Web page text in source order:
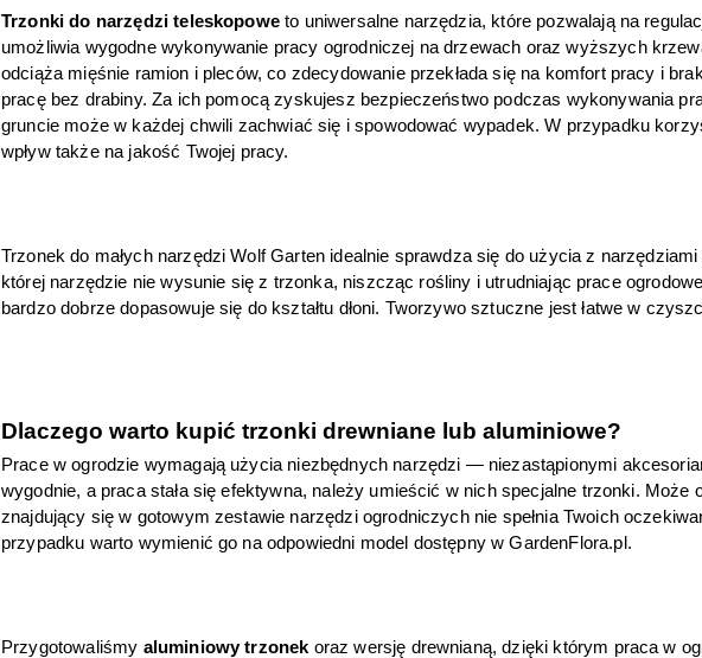
Trzonki do narzędzi teleskopowe to uniwersalne narzędzia, które pozwalają na
umożliwia wygodne wykonywanie pracy ogrodniczej na drzewach oraz wyższych
odciąża mięśnie ramion i pleców, co zdecydowanie przekłada się na komfort pracy i
pracę bez drabiny. Za ich pomocą zyskujesz bezpieczeństwo podczas wykonywania
gruncie może w każdej chwili zachwiać się i spowodować wypadek. W przypadku
wpływ także na jakość Twojej pracy.
Trzonek do małych narzędzi Wolf Garten idealnie sprawdza się do użycia z
której narzędzie nie wysunie się z trzonka, niszcząc rośliny i utrudniając prace
bardzo dobrze dopasowuje się do kształtu dłoni. Tworzywo sztuczne jest łatwe w
Dlaczego warto kupić trzonki drewniane lub aluminiowe?
Prace w ogrodzie wymagają użycia niezbędnych narzędzi — niezastąpionymi
wygodnie, a praca stała się efektywna, należy umieścić w nich specjalne trzonki. Może
znajdujący się w gotowym zestawie narzędzi ogrodniczych nie spełnia Twoich
przypadku warto wymienić go na odpowiedni model dostępny w GardenFlora.pl.
Przygotowaliśmy aluminiowy trzonek oraz wersję drewnianą, dzięki którym praca w